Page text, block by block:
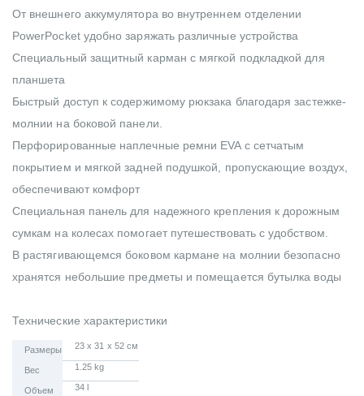
От внешнего аккумулятора во внутреннем отделении
PowerPocket удобно заряжать различные устройства
Специальный защитный карман с мягкой подкладкой для
планшета
Быстрый доступ к содержимому рюкзака благодаря застежке-
молнии на боковой панели.
Перфорированные наплечные ремни EVA с сетчатым
покрытием и мягкой задней подушкой, пропускающие воздух,
обеспечивают комфорт
Специальная панель для надежного крепления к дорожным
сумкам на колесах помогает путешествовать с удобством.
В растягивающемся боковом кармане на молнии безопасно
хранятся небольшие предметы и помещается бутылка воды
Технические характеристики
Размеры 23 x 31 x 52 см
Вес 1.25 kg
Объем 34 l